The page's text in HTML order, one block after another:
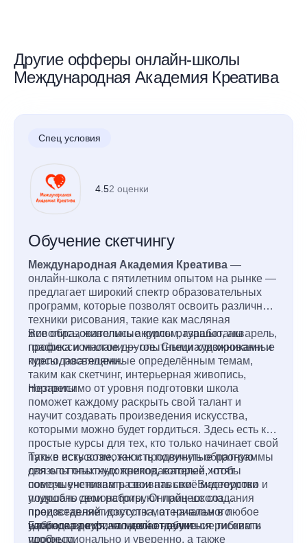
Другие офферы онлайн-школы
Международная Академия Креатива
Спец условия
4.52 оценки
Обучение скетчингу
Международная Академия Креатива —
онлайн-школа с пятилетним опытом на рынке —
предлагает широкий спектр образовательных
программ, которые позволят освоить различные
техники рисования, такие как масляная
живопись, живопись акрилом, гуашью, акварель,
графика и многое другое. Специализированные
курсы, посвященные определённым темам,
таким как скетчинг, интерьерная живопись,
портреты
Все образовательные курсы разработаны
профессионалами — опытными художниками и
преподавателями.
Независимо от уровня подготовки школа
поможет каждому раскрыть свой талант и
научит создавать произведения искусства,
которыми можно будет гордиться. Здесь есть как
простые курсы для тех, кто только начинает свой
путь в искусстве, так и продвинутые программы
для опытных художников, которые хотят
совершенствовать свои навыки. Видеоуроки
подробно демонстрируют процесс создания
произведений искусства, от начального
наброска до финальной отделки.
Также есть возможность получить обратную
связь от опытных преподавателей, чтобы
помочь ученикам развивать своё мастерство и
улучшать свои работы. Онлайн-школа
предоставляет доступ к материалам в любое
удобное время, что делает обучение гибким и
удобным.
Благодаря курсам можно научиться рисовать
профессионально и уверенно, а также